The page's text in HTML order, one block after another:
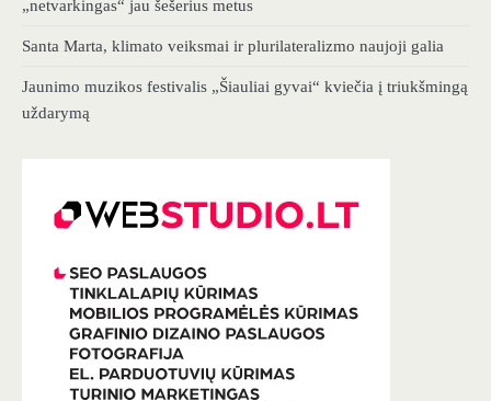
„netvarkingas“ jau šešerius metus
Santa Marta, klimato veiksmai ir plurilateralizmo naujoji galia
Jaunimo muzikos festivalis „Šiauliai gyvai“ kviečia į triukšmingą
uždarymą